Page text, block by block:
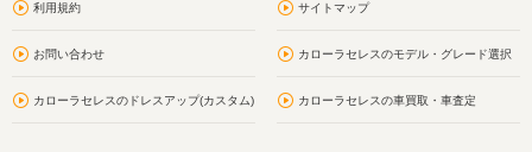
利用規約 サイトマップ
お問い合わせ カローラセレスのモデル・グレード選択
カローラセレスのドレスアップ(カスタム) カローラセレスの車買取・車査定